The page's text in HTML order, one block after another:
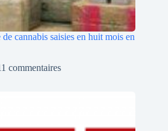
cannabis saisies en huit mois en
commentaires